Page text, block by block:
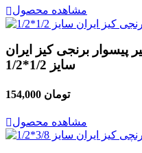
مشاهده محصول
پیسوار برنجی کیز ایران
سایز 1/2*1/2
154,000 تومان
مشاهده محصول